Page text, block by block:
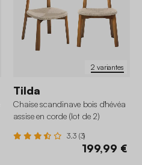
2 variantes
Tilda
Chaise scandinave bois d'hévéa
assise en corde (lot de 2)
3.3 (3)
199,99 €